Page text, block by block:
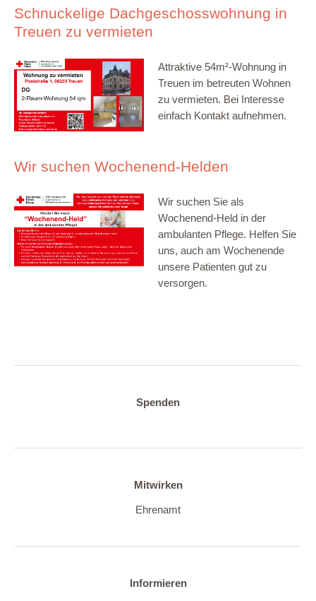
Schnuckelige Dachgeschosswohnung in
Treuen zu vermieten
Attraktive 54m²-Wohnung in
Treuen im betreuten Wohnen
zu vermieten. Bei Interesse
einfach Kontakt aufnehmen.
Wir suchen Wochenend-Helden
Wir suchen Sie als
Wochenend-Held in der
ambulanten Pflege. Helfen Sie
uns, auch am Wochenende
unsere Patienten gut zu
versorgen.
Spenden
Mitwirken
Ehrenamt
Informieren